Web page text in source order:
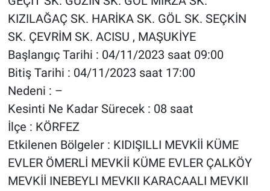
KIZILAĞAÇ SK. HARİKA SK. GÖL SK. SEÇKİN
SK. ÇEVRİM SK. ACISU , MAŞUKİYE
Başlangıç Tarihi : 04/11/2023 saat 09:00
Bitiş Tarihi : 04/11/2023 saat 17:00
Nedeni : –
Kesinti Ne Kadar Sürecek : 08 saat
İlçe : KÖRFEZ
Etkilenen Bölgeler : KIDIŞILLI MEVKİİ KÜME
EVLER ÖMERLİ MEVKİİ KÜME EVLER ÇALKÖY
MEVKİİ INEBEYLI MEVKII KARACAALI MEVKII